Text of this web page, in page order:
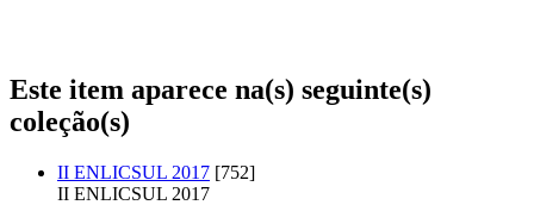
Este item aparece na(s) seguinte(s)
coleção(s)
II ENLICSUL 2017 [752]
II ENLICSUL 2017